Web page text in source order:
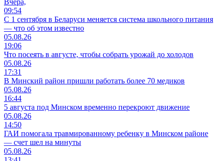
Вчера,
09:54
С 1 сентября в Беларуси меняется система школьного питания
— что об этом известно
05.08.26
19:06
Что посеять в августе, чтобы собрать урожай до холодов
05.08.26
17:31
В Минский район пришли работать более 70 медиков
05.08.26
16:44
5 августа под Минском временно перекроют движение
05.08.26
14:50
ГАИ помогала травмированному ребенку в Минском районе
— счет шел на минуты
05.08.26